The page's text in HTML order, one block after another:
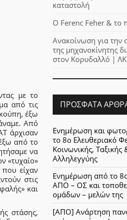
με το
από τις
έξω
Από
άρχισαν
από το
να
«τυχαίο»
είχαν
στις
και
στάσης,
καταστολή
Ο Ferenc Feher & το
Ανακοίνωση για την
της μηχανοκίνητης
στον Κορυδαλλό |
ΠΡΌΣΦΑΤΑ
Ενημέρωση και
το 8ο Ελευθεριακό
Κοινωνικής, Ταξικής
Αλληλεγγύης
Ενημέρωση από το
ΑΠΟ – ΟΣ και
ομάδων – μελών της
[ΑΠΟ] Ανάρτηση